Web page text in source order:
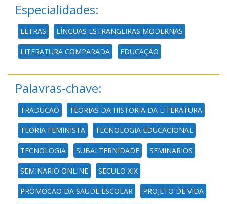
Especialidades:
LETRAS LÍNGUAS ESTRANGEIRAS MODERNAS
LITERATURA COMPARADA EDUCAÇÃO
Palavras-chave:
TRADUCAO TEORIAS DA HISTORIA DA LITERATURA
TEORIA FEMINISTA TECNOLOGIA EDUCACIONAL
TECNOLOGIA SUBALTERNIDADE SEMINARIOS
SEMINARIO ONLINE SECULO XIX
PROMOCAO DA SAUDE ESCOLAR PROJETO DE VIDA